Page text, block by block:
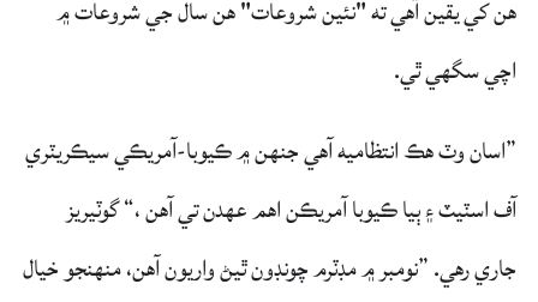
هن کي يقين آهي ته "نئين شروعات" هن سال جي شروعات ۾
اچي سگهي ٿي.
”اسان وٽ هڪ انتظاميه آهي جنهن ۾ ڪيوبا-آمريڪي سيڪريٽري
آف اسٽيٽ ۽ ٻيا ڪيوبا آمريڪن اهم عهدن تي آهن ،“ گوٽيريز
جاري رهي. ”نومبر ۾ مڊٽرم چونڊون ٿيڻ واريون آهن، منهنجو خيال